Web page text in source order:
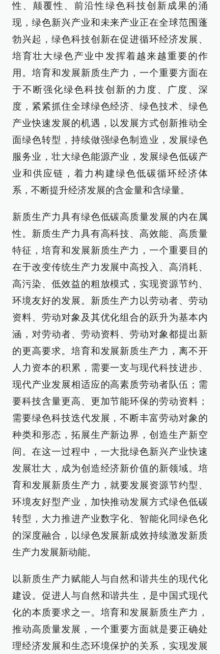
性、颠覆性、前沿性绿色科技创新成果的涌
现，绿色新兴产业和未来产业正在全球范围蓬
勃兴起，绿色科技创新在促进循环经济发展、
培育壮大绿色产业中发挥着越来越重要的作
用。培育和发展新质生产力，一个重要方面在
于不断强化绿色科技创新的力度、广度、深
度，紧紧抓住全球绿色经济、绿色技术、绿色
产业快速发展的机遇，以发展方式创新推动全
面绿色转型，持续做强绿色制造业，发展绿色
服务业，壮大绿色能源产业，发展绿色低碳产
业和供应链，着力构建绿色低碳循环经济体
系，不断提升经济发展的含金量和含绿量。
新质生产力具有绿色低碳高质量发展的内在属
性。新质生产力具有高科技、高效能、高质量
特征，培育和发展新质生产力，一个重要目的
在于改变传统生产力发展中高投入、高消耗、
高污染、低效益的粗放模式，实现资源节约、
环境友好的发展。新质生产力以劳动者、劳动
资料、劳动对象及其优化组合的跃升为基本内
涵，对劳动者、劳动资料、劳动对象都提出新
的更高要求。培育和发展新质生产力，离不开
人力资本的积累，需要一支与现代科技进步、
现代产业发展相适应的高素质劳动者队伍；需
要科技含量更高、更加节能环保的劳动资料；
需要绿色科技迭代发展，不断丰富劳动对象的
种类和形态，拓展生产新边界，创造生产新空
间。在这一过程中，一大批绿色新兴产业快速
发展壮大，成为创造经济新价值的新领域。培
育和发展新质生产力，就要发展资源节约型、
环境友好型产业，加快推动发展方式绿色低碳
转型，大力推进产业数字化、智能化同绿色化
的深度融合，以绿色发展新成效持续激发新质
生产力发展新动能。
以新质生产力赋能人与自然和谐共生的现代化
建设。促进人与自然和谐共生，是中国式现代
化的本质要求之一。培育和发展新质生产力，
推动高质量发展，一个重要方面就是要正确处
理经济发展和生态环境保护的关系，实现发展